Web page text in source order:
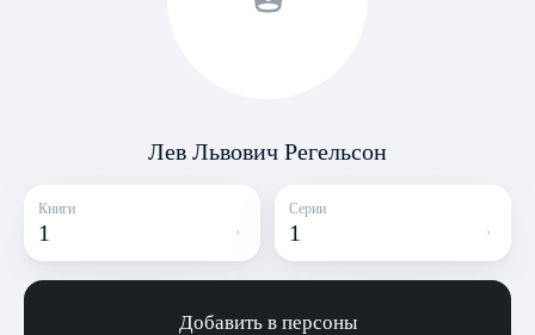
Лев Львович Регельсон
Книги
1
Серии
1
Добавить в персоны